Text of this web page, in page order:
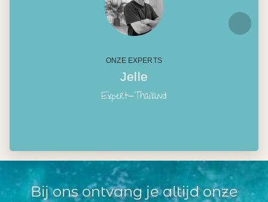
ONZE EXPERTS
Jelle
Expert-Thailand
Bij ons ontvang je altijd onze